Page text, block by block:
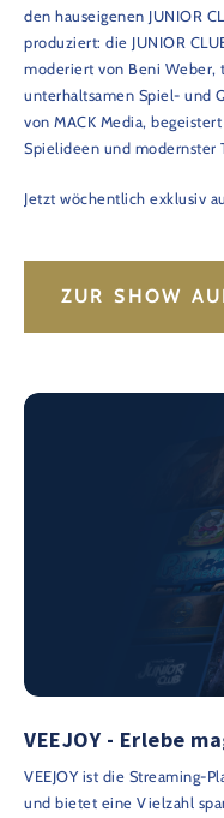
den hauseigenen JUNIOR
produziert: die JUNIOR
moderiert von Beni Weber,
unterhaltsamen Spiel- und
von MACK Media,
Spielideen und modernster
Jetzt wöchentlich exklusiv
ZUR SHOW
VEEJOY - Erlebe
VEEJOY ist die Streaming-
und bietet eine Vielzahl